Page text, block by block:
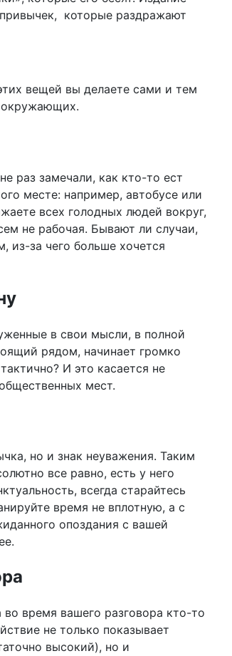
которые раздражают
вещей вы делаете сами и тем
окружающих.
раз замечали, как кто-то ест
месте: например, автобусе или
всех голодных людей вокруг,
не рабочая. Бывают ли случаи,
из-за чего больше хочется
в свои мысли, в полной
рядом, начинает громко
И это касается не
мест.
но и знак неуважения. Таким
все равно, есть у него
всегда старайтесь
время не вплотную, а с
опоздания с вашей
во время вашего разговора кто-то
не только показывает
высокий), но и